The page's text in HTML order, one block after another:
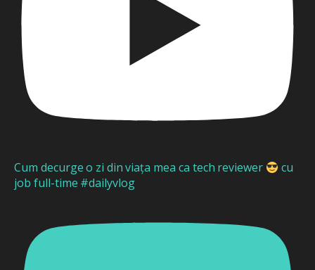
Cum decurge o zi din viața mea ca tech reviewer
cu
job full-time #dailyvlog